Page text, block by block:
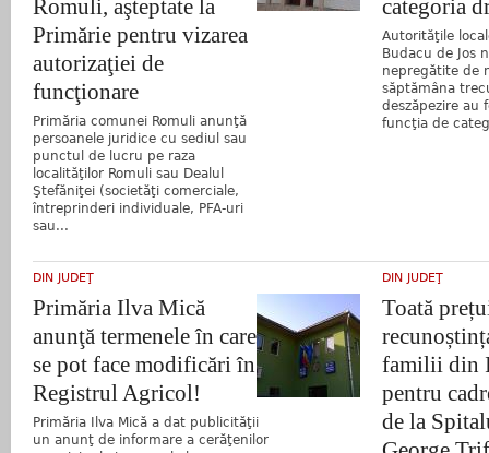
Romuli, aşteptate la
Primărie pentru vizarea
autorizaţiei de
funcţionare
Primăria comunei Romuli anunţă
persoanele juridice cu sediul sau
punctul de lucru pe raza
localităţilor Romuli sau Dealul
Ştefăniţei (societăţi comerciale,
întreprinderi individuale, PFA-uri
sau...
categoria
Autorităţile
Budacu de Jos
nepregătite de
săptămâna
deszăpezire au
funcţia de
DIN JUDEŢ
Primăria Ilva Mică
anunţă termenele în care
se pot face modificări în
Registrul Agricol!
Primăria Ilva Mică a dat publicităţii
un anunţ de informare a cerăţenilor
DIN JUDEŢ
Toată
familii din
pentru
de la